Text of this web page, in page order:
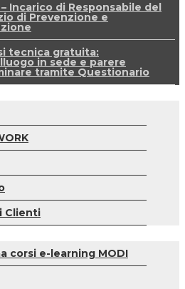
– Incarico di Responsabile del
di Prevenzione e
tecnica gratuita:
in sede e parere
tramite Questionario
Clienti
corsi e-learning MODI